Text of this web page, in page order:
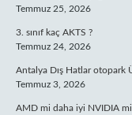
Temmuz 25, 2026
3. sınıf kaç AKTS ?
Temmuz 24, 2026
Antalya Dış Hatlar otopark
Temmuz 3, 2026
AMD mi daha iyi NVIDIA mi